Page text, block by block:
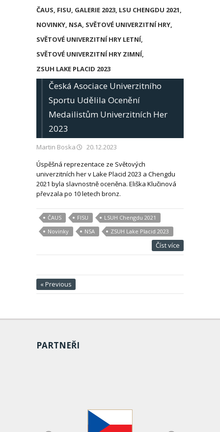
ČAUS, FISU, GALERIE 2023, LSU CHENGDU 2021,
NOVINKY, NSA, SVĚTOVÉ UNIVERZITNÍ HRY,
SVĚTOVÉ UNIVERZITNÍ HRY LETNÍ,
SVĚTOVÉ UNIVERZITNÍ HRY ZIMNÍ,
ZSUH LAKE PLACID 2023
Česká Asociace Univerzitního
Sportu Udělila Ocenění
Medailistům Univerzitních Her
2023
Martin Boska
20.12.2023
Úspěšná reprezentace ze Světových
univerzitních her v Lake Placid 2023 a Chengdu
2021 byla slavnostně oceněna. Eliška Klučinová
převzala po 10 letech bronz.
ČAUS FISU
LSUH Chengdu 2021
Novinky
NSA ZSUH Lake Placid 2023
Číst více
« Previous
PARTNEŘI